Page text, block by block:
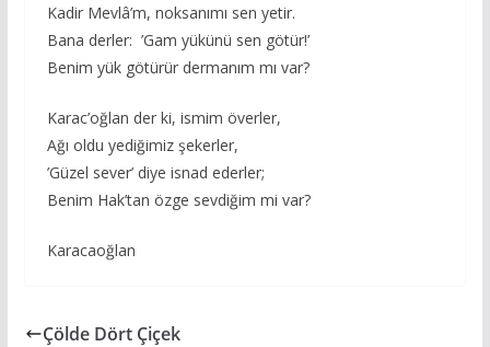
Kadir Mevlâ’m, noksanımı sen yetir.
Bana derler: ’Gam yükünü sen götür!’
Benim yük götürür dermanım mı var?
Karac’oğlan der ki, ismim överler,
Ağı oldu yediğimiz şekerler,
’Güzel sever’ diye isnad ederler;
Benim Hak’tan özge sevdiğim mi var?
Karacaoğlan
Çölde Dört Çiçek